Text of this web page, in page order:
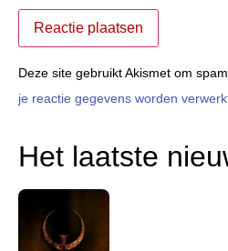
Deze site gebruikt Akismet om
je reactie gegevens worden
Het laatste